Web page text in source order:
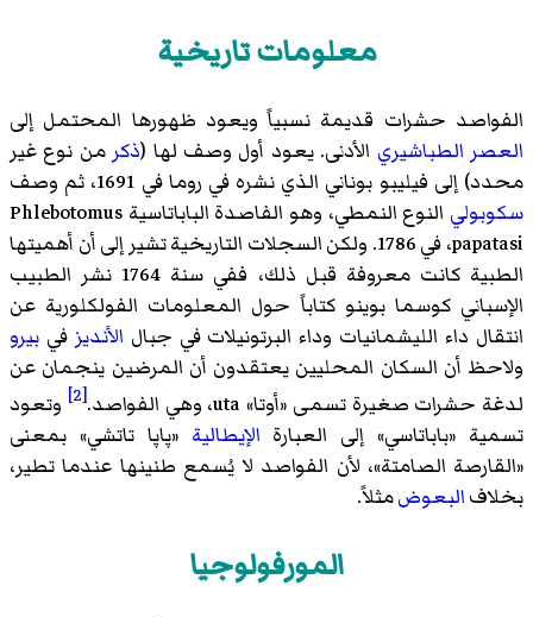
معلومات تاريخية
الفواصد حشرات قديمة نسبياً ويعود ظهورها المحتمل إلى
العصر الطباشيري الأدنى. يعود أول وصف لها (ذكر من نوع غير
محدد) إلى فيليبو بوناني الذي نشره في روما في 1691، ثم وصف
سكوبولي
النوع النمطي، وهو الفاصدة الباباتاسية Phlebotomus
papatasi، في 1786. ولكن السجلات التاريخية تشير إلى أن أهميتها
الطبية كانت معروفة قبل ذلك، ففي سنة 1764 نشر الطبيب
الإسباني كوسما بوينو كتاباً حول المعلومات الفولكلورية عن
انتقال داء الليشمانيات وداء البرتونيلات في جبال الأنديز في بيرو
ولاحظ أن السكان المحليين يعتقدون أن المرضين ينجمان عن
لدغة حشرات صغيرة تسمى «أوتا» uta، وهي الفواصد.
[2]
وتعود
تسمية «باباتاسي» إلى العبارة الإيطالية «پاپا تاتشي» بمعنى
«القارصة الصامتة»، لأن الفواصد لا يُسمع طنينها عندما تطير،
بخلافالبعوضمثلاً.
المورفولوجيا